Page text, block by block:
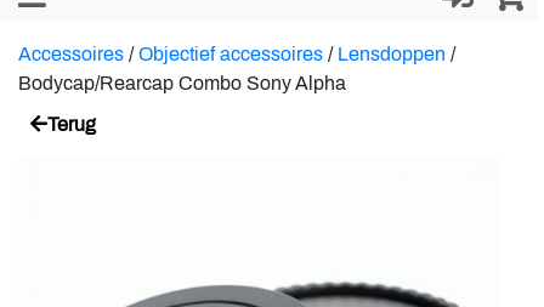
Accessoires / Objectief accessoires / Lensdoppen /
Bodycap/Rearcap Combo Sony Alpha
Terug